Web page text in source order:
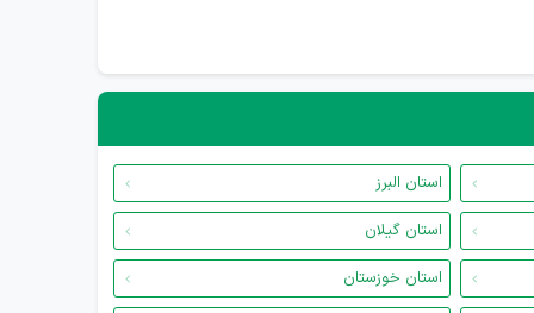
استان البرز
استان گیلان
استان خوزستان